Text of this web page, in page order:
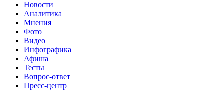
Новости
Аналитика
Мнения
Фото
Видео
Инфографика
Афиша
Тесты
Вопрос-ответ
Пресс-центр